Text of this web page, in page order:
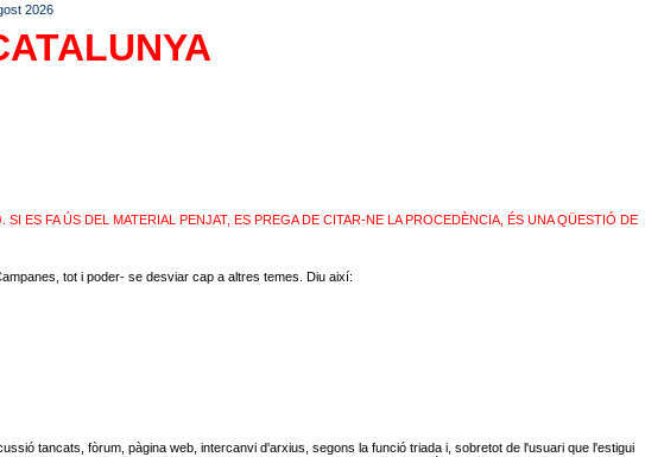
2026
ES FA ÚS DEL MATERIAL PENJAT, ES PREGA DE CITAR-NE LA PROCEDÈNCIA, ÉS UNA QÜESTIÓ DE
tot i poder- se desviar cap a altres temes. Diu així:
tancats, fòrum, pàgina web, intercanvi d'arxius, segons la funció triada i, sobretot de l'usuari que l'estigui